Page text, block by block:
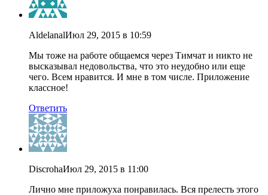
AldelanalИюл 29, 2015 в 10:59
Мы тоже на работе общаемся через Тимчат и никто не
высказывал недовольства, что это неудобно или еще
чего. Всем нравится. И мне в том числе. Приложение
классное!
Ответить
DiscrohaИюл 29, 2015 в 11:00
Лично мне приложуха понравилась. Вся прелесть этого